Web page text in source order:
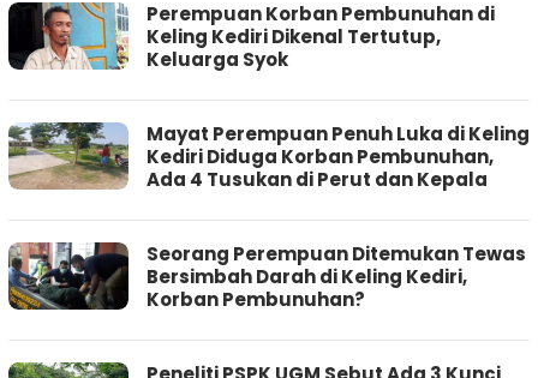
Perempuan Korban Pembunuhan di
Keling Kediri Dikenal Tertutup,
Keluarga Syok
Mayat Perempuan Penuh Luka di Keling
Kediri Diduga Korban Pembunuhan,
Ada 4 Tusukan di Perut dan Kepala
Seorang Perempuan Ditemukan Tewas
Bersimbah Darah di Keling Kediri,
Korban Pembunuhan?